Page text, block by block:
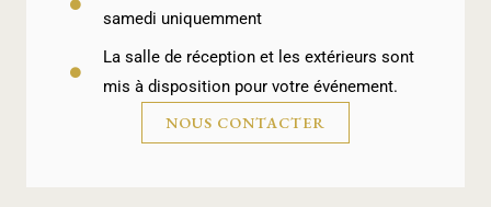
samedi uniquemment
La salle de réception et les extérieurs sont
mis à disposition pour votre événement.
NOUS CONTACTER